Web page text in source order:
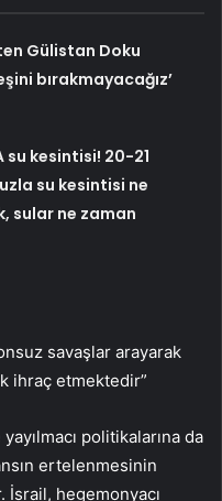
Gülistan Doku
bırakmayacağız’
su kesintisi! 20-21
su kesintisi ne
sular ne zaman
savaşlar arayarak
ihraç etmektedir”
politikalarına da
ertelenmesinin
İsrail, hegemonyacı